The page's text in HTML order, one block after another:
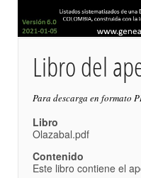
Libro del
Para descarga en formato
Libro
Olazabal.pdf
Contenido
Este libro contiene el